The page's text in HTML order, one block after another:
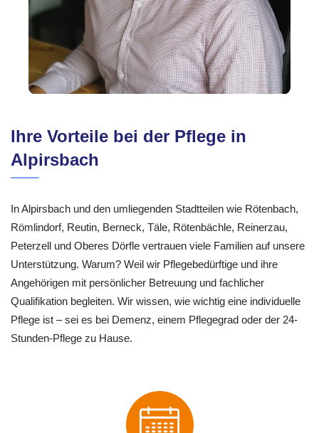
Ihre Vorteile bei der Pflege in
Alpirsbach
In Alpirsbach und den umliegenden Stadtteilen wie Rötenbach,
Römlindorf, Reutin, Berneck, Täle, Rötenbächle, Reinerzau,
Peterzell und Oberes Dörfle vertrauen viele Familien auf unsere
Unterstützung. Warum? Weil wir Pflegebedürftige und ihre
Angehörigen mit persönlicher Betreuung und fachlicher
Qualifikation begleiten. Wir wissen, wie wichtig eine individuelle
Pflege ist – sei es bei Demenz, einem Pflegegrad oder der 24-
Stunden-Pflege zu Hause.